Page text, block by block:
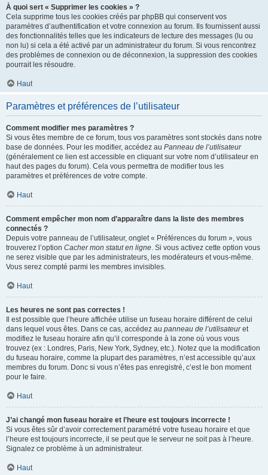
À quoi sert « Supprimer les cookies » ?
Cela supprime tous les cookies créés par phpBB qui conservent vos
paramètres d’authentification et votre connexion au forum. Ils fournissent aussi
des fonctionnalités telles que les indicateurs de lecture des messages (lu ou
non lu) si cela a été activé par un administrateur du forum. Si vous rencontrez
des problèmes de connexion ou de déconnexion, la suppression des cookies
pourrait les résoudre.
Haut
Paramètres et préférences de l’utilisateur
Comment modifier mes paramètres ?
Si vous êtes membre de ce forum, tous vos paramètres sont stockés dans notre
base de données. Pour les modifier, accédez au Panneau de l’utilisateur
(généralement ce lien est accessible en cliquant sur votre nom d’utilisateur en
haut des pages du forum). Cela vous permettra de modifier tous les
paramètres et préférences de votre compte.
Haut
Comment empêcher mon nom d’apparaître dans la liste des membres
connectés ?
Depuis votre panneau de l’utilisateur, onglet « Préférences du forum », vous
trouverez l’option Cacher mon statut en ligne. Si vous activez cette option vous
ne serez visible que par les administrateurs, les modérateurs et vous-même.
Vous serez compté parmi les membres invisibles.
Haut
Les heures ne sont pas correctes !
Il est possible que l’heure affichée utilise un fuseau horaire différent de celui
dans lequel vous êtes. Dans ce cas, accédez au panneau de l’utilisateuret
modifiez le fuseau horaire afin qu’il corresponde à la zone où vous vous
trouvez (ex : Londres, Paris, New York, Sydney, etc.). Notez que la modification
du fuseau horaire, comme la plupart des paramètres, n’est accessible qu’aux
membres du forum. Donc si vous n’êtes pas enregistré, c’est le bon moment
pour le faire.
Haut
J’ai changé mon fuseau horaire et l’heure est toujours incorrecte !
Si vous êtes sûr d’avoir correctement paramétré votre fuseau horaire et que
l’heure est toujours incorrecte, il se peut que le serveur ne soit pas à l’heure.
Signalez ce problème à un administrateur.
Haut